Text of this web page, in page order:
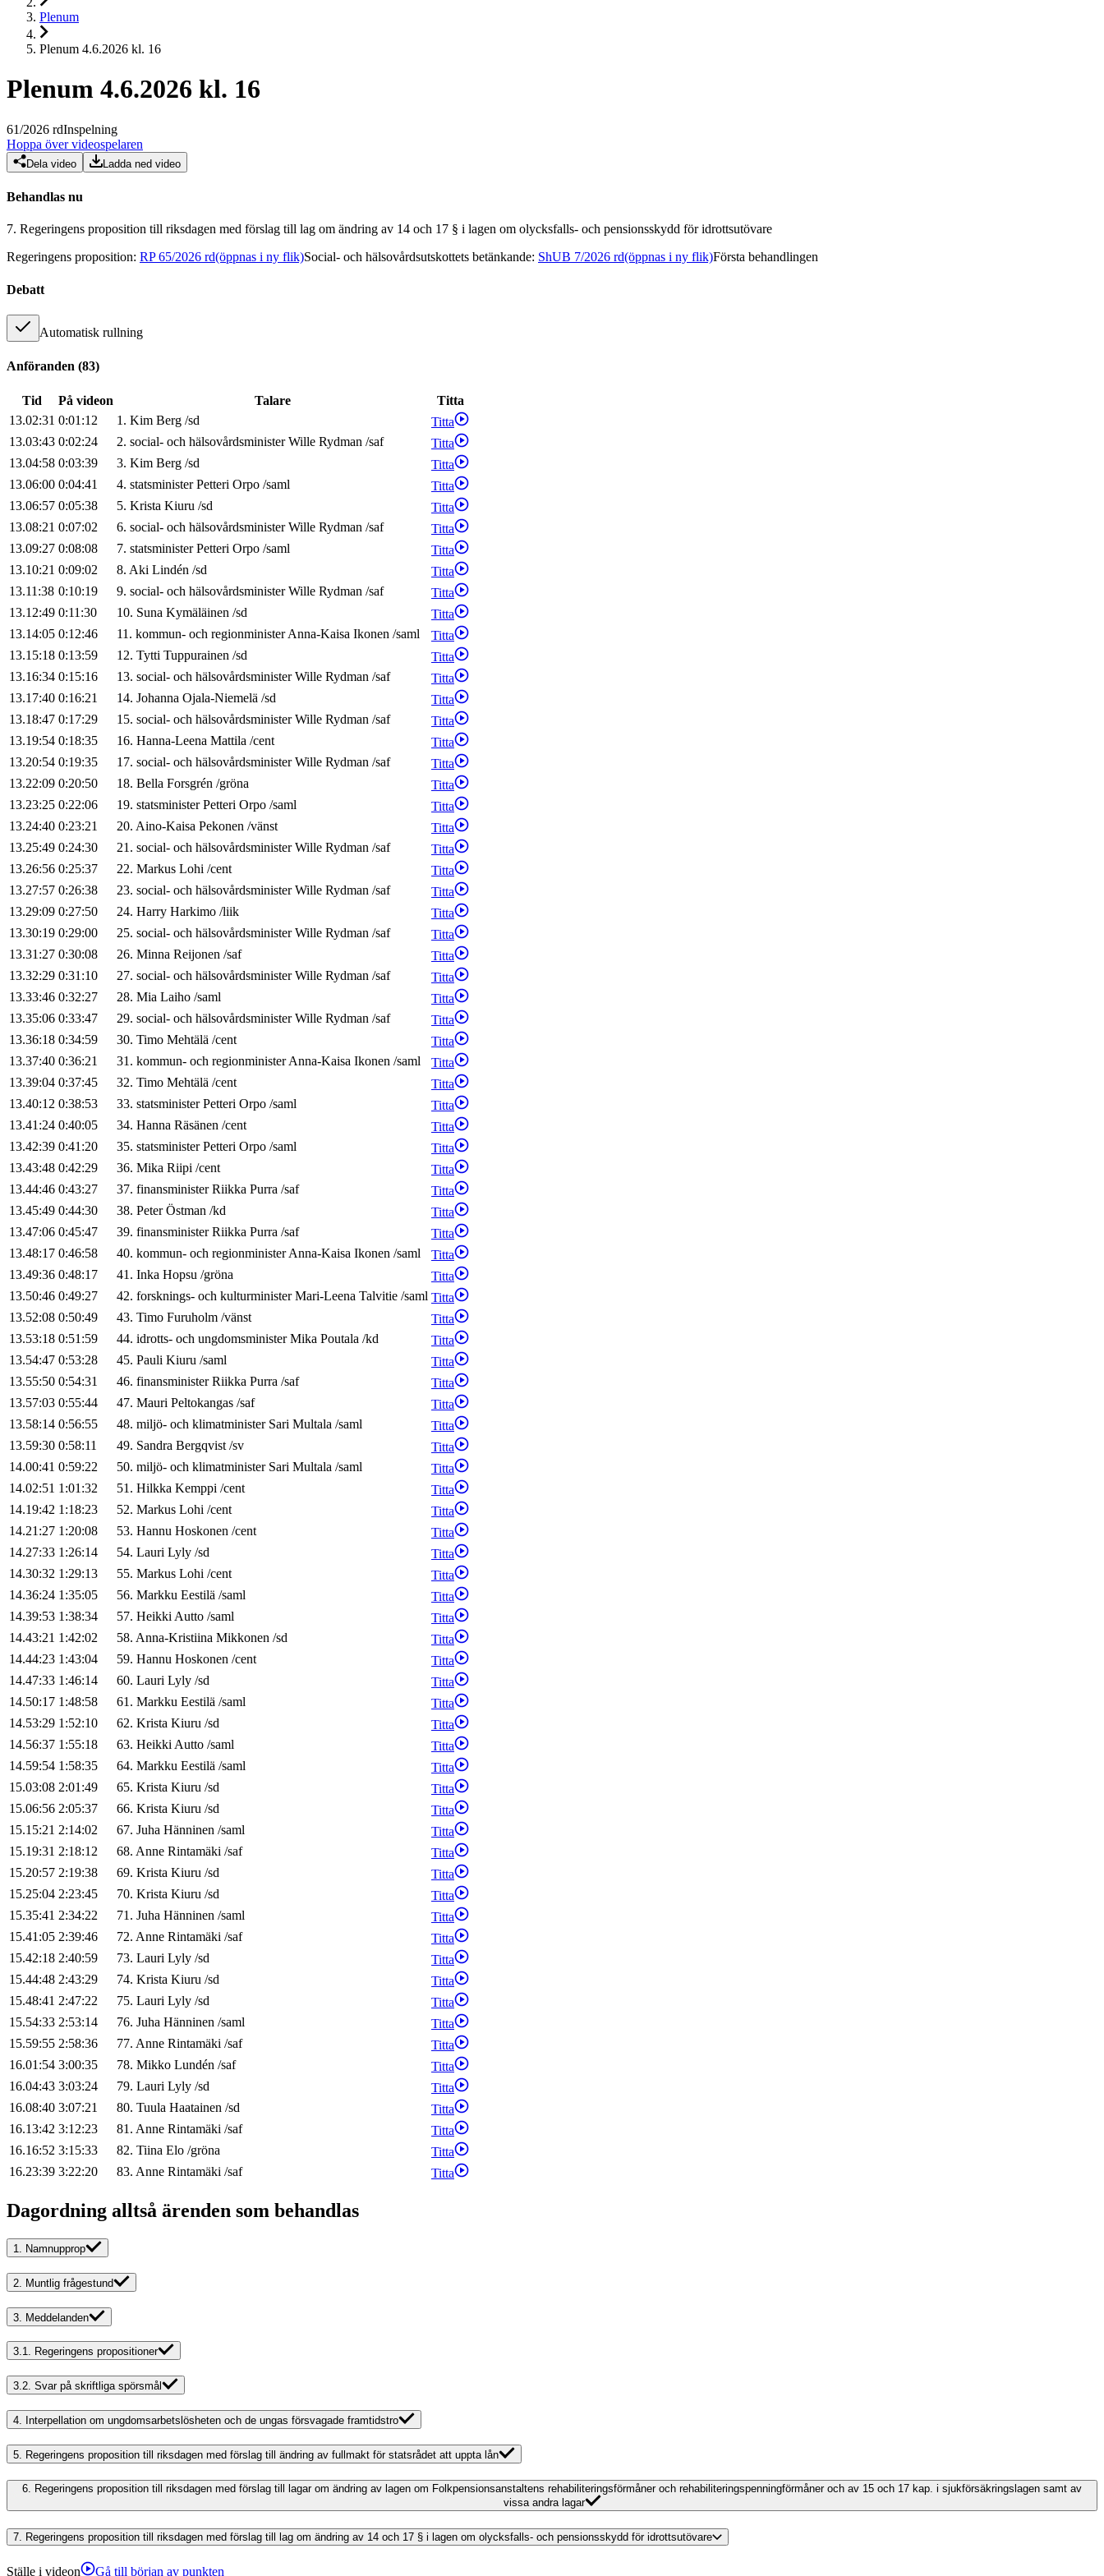
Plenum
Plenum 4.6.2026 kl. 16
Plenum 4.6.2026 kl. 16
61/2026 rdInspelning
Hoppa över videospelaren
Dela video Ladda ned video
Behandlas nu
7. Regeringens proposition till riksdagen med förslag till lag om ändring av 14 och 17 § i lagen om olycksfalls- och pensionsskydd för idrottsutövare
Regeringens proposition: RP 65/2026 rd(öppnas i ny flik)Social- och hälsovårdsutskottets betänkande: ShUB 7/2026 rd(öppnas i ny flik)Första behandlingen
Debatt
Automatisk rullning
Anföranden (83)
Tid På videon Talare
Titta
13.02:31 0:01:12 1. Kim Berg /sd
Titta
13.03:43 0:02:24 2. social- och hälsovårdsminister Wille Rydman /saf
Titta
13.04:58 0:03:39 3. Kim Berg /sd
Titta
13.06:00 0:04:41 4. statsminister Petteri Orpo /saml
Titta
13.06:57 0:05:38 5. Krista Kiuru /sd
Titta
13.08:21 0:07:02 6. social- och hälsovårdsminister Wille Rydman /saf
Titta
13.09:27 0:08:08 7. statsminister Petteri Orpo /saml
Titta
13.10:21 0:09:02 8. Aki Lindén /sd
Titta
13.11:38 0:10:19 9. social- och hälsovårdsminister Wille Rydman /saf
Titta
13.12:49 0:11:30 10. Suna Kymäläinen /sd
Titta
13.14:05 0:12:46 11. kommun- och regionministerAnna-Kaisa Ikonen /saml
Titta
13.15:18 0:13:59 12. Tytti Tuppurainen /sd
Titta
13.16:34 0:15:16 13. social- och hälsovårdsminister Wille Rydman /saf
Titta
13.17:40 0:16:21 14. Johanna Ojala-Niemelä /sd
Titta
13.18:47 0:17:29 15. social- och hälsovårdsminister Wille Rydman /saf
Titta
13.19:54 0:18:35 16. Hanna-Leena Mattila /cent
Titta
13.20:54 0:19:35 17. social- och hälsovårdsminister Wille Rydman /saf
Titta
13.22:09 0:20:50 18. Bella Forsgrén /gröna
Titta
13.23:25 0:22:06 19. statsminister Petteri Orpo /saml
Titta
13.24:40 0:23:21 20. Aino-Kaisa Pekonen /vänst
Titta
13.25:49 0:24:30 21. social- och hälsovårdsminister Wille Rydman /saf
Titta
13.26:56 0:25:37 22. Markus Lohi /cent
Titta
13.27:57 0:26:38 23. social- och hälsovårdsminister Wille Rydman /saf
Titta
13.29:09 0:27:50 24. Harry Harkimo /liik
Titta
13.30:19 0:29:00 25. social- och hälsovårdsminister Wille Rydman /saf
Titta
13.31:27 0:30:08 26. Minna Reijonen /saf
Titta
13.32:29 0:31:10 27. social- och hälsovårdsminister Wille Rydman /saf
Titta
13.33:46 0:32:27 28. Mia Laiho /saml
Titta
13.35:06 0:33:47 29. social- och hälsovårdsminister Wille Rydman /saf
Titta
13.36:18 0:34:59 30. Timo Mehtälä /cent
Titta
13.37:40 0:36:21 31. kommun- och regionministerAnna-Kaisa Ikonen /saml
Titta
13.39:04 0:37:45 32. Timo Mehtälä /cent
Titta
13.40:12 0:38:53 33. statsminister Petteri Orpo /saml
Titta
13.41:24 0:40:05 34. Hanna Räsänen /cent
Titta
13.42:39 0:41:20 35. statsminister Petteri Orpo /saml
Titta
13.43:48 0:42:29 36. Mika Riipi /cent
Titta
13.44:46 0:43:27 37. finansminister Riikka Purra /saf
Titta
13.45:49 0:44:30 38. Peter Östman /kd
Titta
13.47:06 0:45:47 39. finansminister Riikka Purra /saf
Titta
13.48:17 0:46:58 40. kommun- och regionministerAnna-Kaisa Ikonen /saml
Titta
13.49:36 0:48:17 41. Inka Hopsu /gröna
Titta
13.50:46 0:49:27 42. forsknings- och kulturminister Mari-Leena Talvitie /saml Titta
13.52:08 0:50:49 43. Timo Furuholm /vänst
Titta
13.53:18 0:51:59 44. idrotts- och ungdomsminister Mika Poutala /kd
Titta
13.54:47 0:53:28 45. Pauli Kiuru /saml
Titta
13.55:50 0:54:31 46. finansminister Riikka Purra /saf
Titta
13.57:03 0:55:44 47. Mauri Peltokangas /saf
Titta
13.58:14 0:56:55 48. miljö- och klimatminister Sari Multala /saml
Titta
13.59:30 0:58:11 49. Sandra Bergqvist/sv
Titta
14.00:41 0:59:22 50. miljö- och klimatminister Sari Multala /saml
Titta
14.02:51 1:01:32 51. Hilkka Kemppi /cent
Titta
14.19:42 1:18:23 52. Markus Lohi /cent
Titta
14.21:27 1:20:08 53. Hannu Hoskonen /cent
Titta
14.27:33 1:26:14 54. Lauri Lyly /sd
Titta
14.30:32 1:29:13 55. Markus Lohi /cent
Titta
14.36:24 1:35:05 56. Markku Eestilä /saml
Titta
14.39:53 1:38:34 57. HeikkiAutto /saml
Titta
14.43:21 1:42:02 58. Anna-Kristiina Mikkonen /sd
Titta
14.44:23 1:43:04 59. Hannu Hoskonen /cent
Titta
14.47:33 1:46:14 60. Lauri Lyly /sd
Titta
14.50:17 1:48:58 61. Markku Eestilä /saml
Titta
14.53:29 1:52:10 62. Krista Kiuru /sd
Titta
14.56:37 1:55:18 63. HeikkiAutto /saml
Titta
14.59:54 1:58:35 64. Markku Eestilä /saml
Titta
15.03:08 2:01:49 65. Krista Kiuru /sd
Titta
15.06:56 2:05:37 66. Krista Kiuru /sd
Titta
15.15:21 2:14:02 67. Juha Hänninen /saml
Titta
15.19:31 2:18:12 68. Anne Rintamäki /saf
Titta
15.20:57 2:19:38 69. Krista Kiuru /sd
Titta
15.25:04 2:23:45 70. Krista Kiuru /sd
Titta
15.35:41 2:34:22 71. Juha Hänninen /saml
Titta
15.41:05 2:39:46 72. Anne Rintamäki /saf
Titta
15.42:18 2:40:59 73. Lauri Lyly /sd
Titta
15.44:48 2:43:29 74. Krista Kiuru /sd
Titta
15.48:41 2:47:22 75. Lauri Lyly /sd
Titta
15.54:33 2:53:14 76. Juha Hänninen /saml
Titta
15.59:55 2:58:36 77. Anne Rintamäki /saf
Titta
16.01:54 3:00:35 78. Mikko Lundén /saf
Titta
16.04:43 3:03:24 79. Lauri Lyly /sd
Titta
16.08:40 3:07:21 80. Tuula Haatainen /sd
Titta
16.13:42 3:12:23 81. Anne Rintamäki /saf
Titta
16.16:52 3:15:33 82. Tiina Elo /gröna
Titta
16.23:39 3:22:20 83. Anne Rintamäki /saf Titta
Dagordning alltså ärenden som behandlas
1. Namnupprop
2. Muntlig frågestund
3. Meddelanden
3.1. Regeringens propositioner
3.2. Svar på skriftliga spörsmål
4. Interpellation om ungdomsarbetslösheten och de ungas försvagade framtidstro
5. Regeringens proposition till riksdagen med förslag till ändring av fullmakt för statsrådet att uppta lån
6. Regeringens proposition till riksdagen med förslag till lagar om ändring av lagen om Folkpensionsanstaltens rehabiliteringsförmåner och rehabiliteringspenningförmåner och av 15 och 17 kap. i sjukförsäkringslagen samt av
vissa andra lagar
7. Regeringens proposition till riksdagen med förslag till lag om ändring av 14 och 17 § i lagen om olycksfalls- och pensionsskydd för idrottsutövare
Ställe i videon Gå till början av punkten